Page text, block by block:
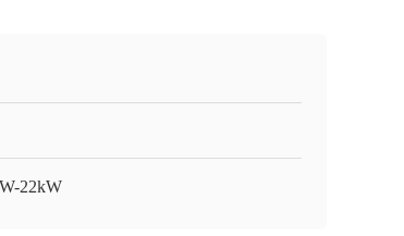
22kW